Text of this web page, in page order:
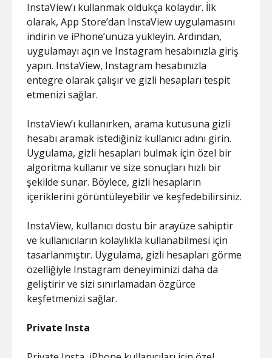
InstaView’ı kullanmak oldukça kolaydır. İlk
olarak, App Store’dan InstaView uygulamasını
indirin ve iPhone’unuza yükleyin. Ardından,
uygulamayı açın ve Instagram hesabınızla giriş
yapın. InstaView, Instagram hesabınızla
entegre olarak çalışır ve gizli hesapları tespit
etmenizi sağlar.
InstaView’ı kullanırken, arama kutusuna gizli
hesabı aramak istediğiniz kullanıcı adını girin.
Uygulama, gizli hesapları bulmak için özel bir
algoritma kullanır ve size sonuçları hızlı bir
şekilde sunar. Böylece, gizli hesapların
içeriklerini görüntüleyebilir ve keşfedebilirsiniz.
InstaView, kullanıcı dostu bir arayüze sahiptir
ve kullanıcıların kolaylıkla kullanabilmesi için
tasarlanmıştır. Uygulama, gizli hesapları görme
özelliğiyle Instagram deneyiminizi daha da
geliştirir ve sizi sınırlamadan özgürce
keşfetmenizi sağlar.
Private Insta